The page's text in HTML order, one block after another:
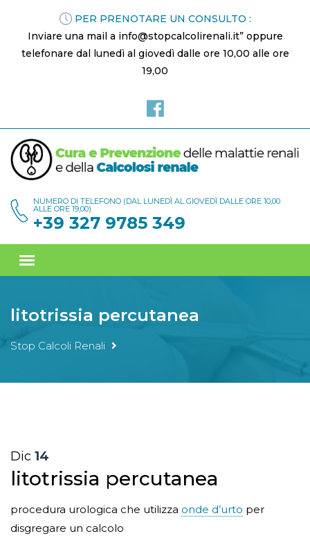
PER PRENOTARE UN CONSULTO :
Inviare una mail a info@stopcalcolirenali.it” oppure
telefonare dal lunedì al giovedì dalle ore 10,00 alle ore
19,00
NUMERO DI TELEFONO (DAL LUNEDÌ AL GIOVEDÌ DALLE ORE 10,00
ALLE ORE 19,00)
+39 327 9785 349
litotrissia percutanea
Stop Calcoli Renali
Dic 14
litotrissia percutanea
procedura urologica che utilizza onde d’urto per
disgregare un calcolo